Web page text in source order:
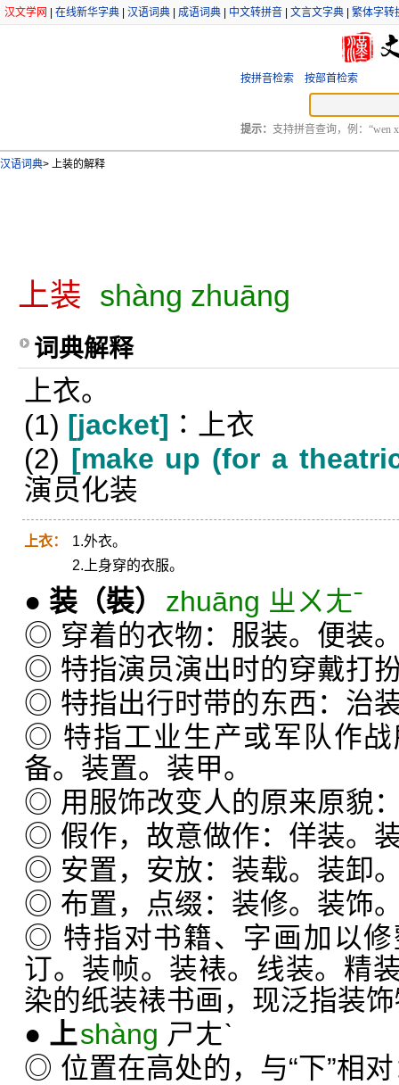
汉文学网 在线新华字典 汉语词典 成语词典 中文转拼音 文言文字典 繁体字转
按拼音检索 按部首检索
提示： 支持拼音查询，例：“wen
汉语词典> 上装的解释
上装 shàng zhuāng
词典解释
上衣。
(1) [jacket] ∶上衣
(2) [make up (for a
演员化装
上衣：
1.外衣。
2.上身穿的衣服。
● 装 （裝）
zhuāng ㄓㄨㄤˉ
◎ 穿着的衣物：服装。便装
◎ 特指演员演出时的穿戴打
◎ 特指出行时带的东西：治
◎ 特指工业生产或军队作
备。装置。装甲。
◎ 用服饰改变人的原来原貌
◎ 假作，故意做作：佯装。
◎ 安置，安放：装载。装卸
◎ 布置，点缀：装修。装饰
◎ 特指对书籍、字画加以
订。装帧。装裱。线装。精
染的纸装裱书画，现泛指装
● 上shàng ㄕㄤˋ
◎ 位置在高处的，与“下”相